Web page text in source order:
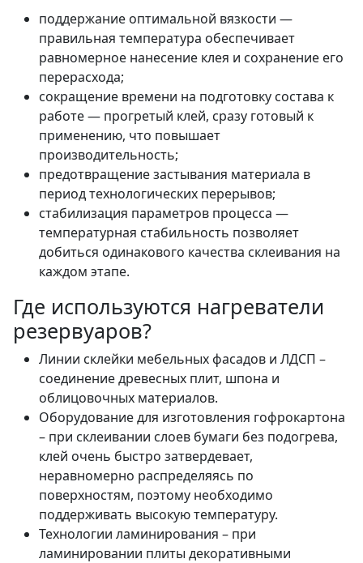
поддержание оптимальной вязкости —
правильная температура обеспечивает
равномерное нанесение клея и сохранение его
перерасхода;
сокращение времени на подготовку состава к
работе — прогретый клей, сразу готовый к
применению, что повышает
производительность;
предотвращение застывания материала в
период технологических перерывов;
стабилизация параметров процесса —
температурная стабильность позволяет
добиться одинакового качества склеивания на
каждом этапе.
Где используются нагреватели
резервуаров?
Линии склейки мебельных фасадов и ЛДСП –
соединение древесных плит, шпона и
облицовочных материалов.
Оборудование для изготовления гофрокартона
– при склеивании слоев бумаги без подогрева,
клей очень быстро затвердевает,
неравномерно распределяясь по
поверхностям, поэтому необходимо
поддерживать высокую температуру.
Технологии ламинирования – при
ламинировании плиты декоративными